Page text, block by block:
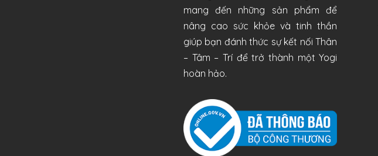
mang đến những sản phẩm để
nâng cao sức khỏe và tinh thần
giúp bạn đánh thức sự kết nối Thân
– Tâm – Trí để trở thành một Yogi
hoàn hảo.